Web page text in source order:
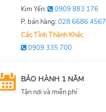
Kim Yến:
0909 883 176
P. bán hàng: 028 6686 4567
Các Tỉnh Thành Khác
0909 335 700
BẢO HÀNH 1 NĂM
Tận nơi và miễn phí